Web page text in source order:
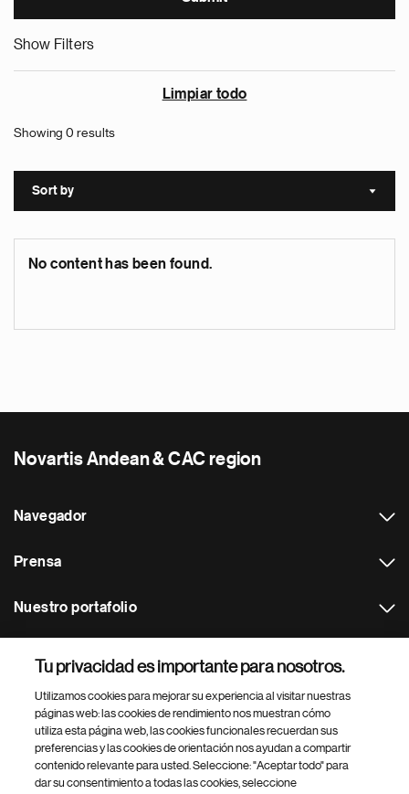
Show Filters
Limpiar todo
Showing 0 results
Sort by Sort
No content has been found.
Novartis Andean & CAC region
Navegador
Prensa
Nuestro portafolio
Footer Site Search
Tu privacidad es importante para nosotros.
Utilizamos cookies para mejorar su experiencia al visitar nuestras
páginas web: las cookies de rendimiento nos muestran cómo
utiliza esta página web, las cookies funcionales recuerdan sus
preferencias y las cookies de orientación nos ayudan a compartir
contenido relevante para usted. Seleccione: "Aceptar todo" para
dar su consentimiento a todas las cookies, seleccione